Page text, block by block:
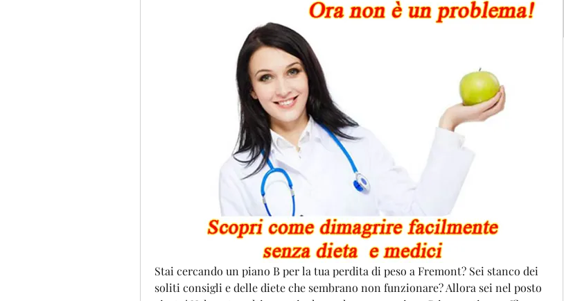
Stai cercando un piano B per la tua perdita di peso a Fremont? Sei stanco dei
soliti consigli e delle diete che sembrano non funzionare? Allora sei nel posto